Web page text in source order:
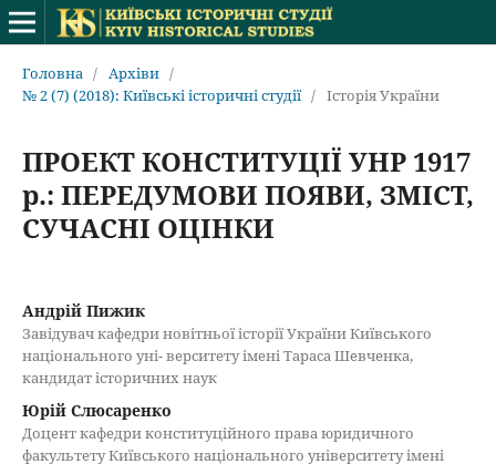
Головна / Архіви /
№ 2 (7) (2018): Київські історичні студії / Історія України
ПРОЕКТ КОНСТИТУЦІЇ УНР 1917
р.: ПЕРЕДУМОВИ ПОЯВИ, ЗМІСТ,
СУЧАСНІ ОЦІНКИ
Андрій Пижик
Завідувач кафедри новітньої історії України Київського
національного уні- верситету імені Тараса Шевченка,
кандидат історичних наук
Юрій Слюсаренко
Доцент кафедри конституційного права юридичного
факультету Київського національного університету імені